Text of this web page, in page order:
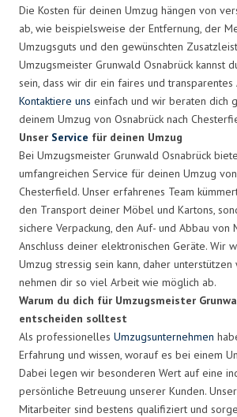
Die Kosten für deinen Umzug hängen von
ab, wie beispielsweise der Entfernung, der
Umzugsguts und den gewünschten
Umzugsmeister Grunwald Osnabrück kannst
sein, dass wir dir ein faires und
Kontaktiere uns einfach und wir beraten dich
deinem Umzug von Osnabrück nach
Unser Service für deinen Umzug
Bei Umzugsmeister Grunwald Osnabrück
umfangreichen Service für deinen Umzug
Chesterfield. Unser erfahrenes Team
den Transport deiner Möbel und Kartons,
sichere Verpackung, den Auf- und Abbau von
Anschluss deiner elektronischen Geräte. Wir
Umzug stressig sein kann, daher
nehmen dir so viel Arbeit wie möglich ab.
Warum du dich für Umzugsmeister
entscheiden solltest
Als professionelles Umzugsunternehmen
Erfahrung und wissen, worauf es bei einem
Dabei legen wir besonderen Wert auf eine
persönliche Betreuung unserer Kunden.
Mitarbeiter sind bestens qualifiziert und